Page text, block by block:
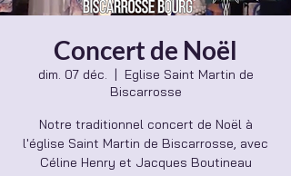
Concert de Noël
dim. 07 déc.
  |
Eglise Saint Martin de
Biscarrosse
Notre traditionnel concert de Noël à
l'église Saint Martin de Biscarrosse, avec
Céline Henry et Jacques Boutineau